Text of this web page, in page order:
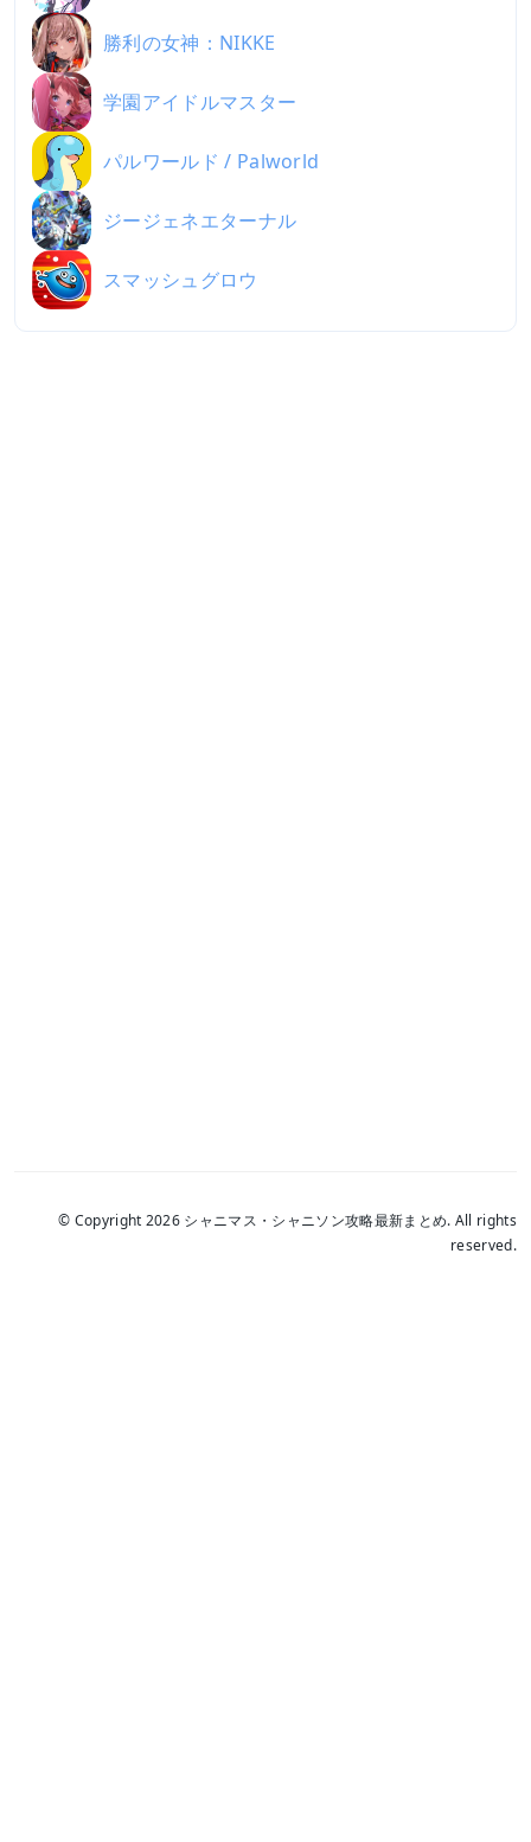
勝利の女神：NIKKE
学園アイドルマスター
パルワールド / Palworld
ジージェネエターナル
スマッシュグロウ
© Copyright 2026 シャニマス・シャニソン攻略最新まとめ. All rights
reserved.